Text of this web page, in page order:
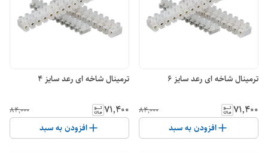
ترمینال شاخه ای رعد سایز 6
۷۱٬۴۰۰ ۸۴٬۰۰۰
افزودن به سبد
ترمینال شاخه ای رعد سایز 4
۷۱٬۴۰۰ ۸۴٬۰۰۰
افزودن به سبد